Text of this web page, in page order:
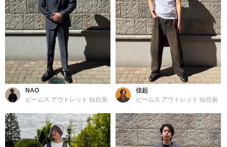
NAO
ビームス アウトレット 仙台泉
佳起
ビームス アウトレット 仙台泉